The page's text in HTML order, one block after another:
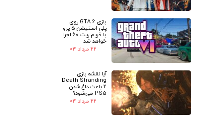
بازی GTA 6 روی
پلی استیشن 5 پرو
با فریم ریت 60 اجرا
خواهد شد
۲۲ مرداد ۰۴
آیا نقشه بازی
Death Stranding
2 باعث داغ شدن
PS5 می‌شود؟
۲۲ مرداد ۰۴